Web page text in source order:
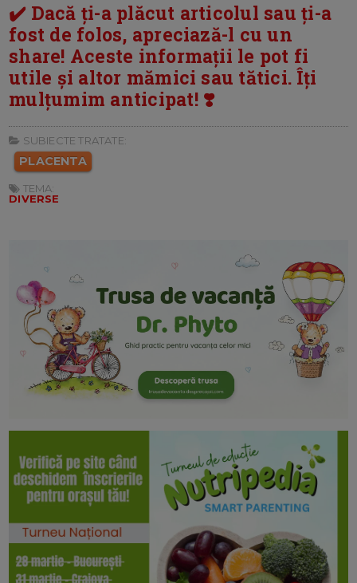
✔️ Dacă ți-a plăcut articolul sau ți-a
fost de folos, apreciază-l cu un
share! Aceste informații le pot fi
utile și altor mămici sau tătici. Îți
mulțumim anticipat! ❣️
SUBIECTE TRATATE:
PLACENTA
TEMA:
DIVERSE